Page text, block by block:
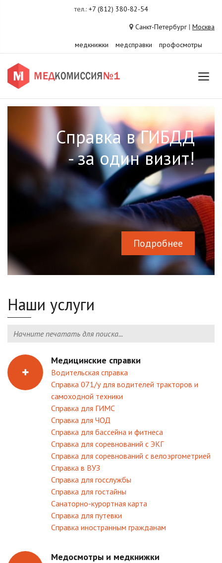
тел.: +7 (812) 380-82-54
Санкт-Петербург | Москва
медкнижки
медсправки профосмотры
Справка в ГИБДД
- за один визит!
Подробнее
Наши услуги
Медицинские справки
Водительская справка
Справка 071/у для водителей тракторов и
самоходной техники
Справка для ГИМС
Справка для ЧОД
Справка для бассейна и фитнеса
Справка для соревнований с ЭКГ
Справка для соревнований с велоэргометрией
Справка в ВУЗ
Справка для госслужбы
Справка для гостайны
Санаторно-курортная карта
Справка для путевки
Справка иностранным гражданам
Медосмотры и медкнижки